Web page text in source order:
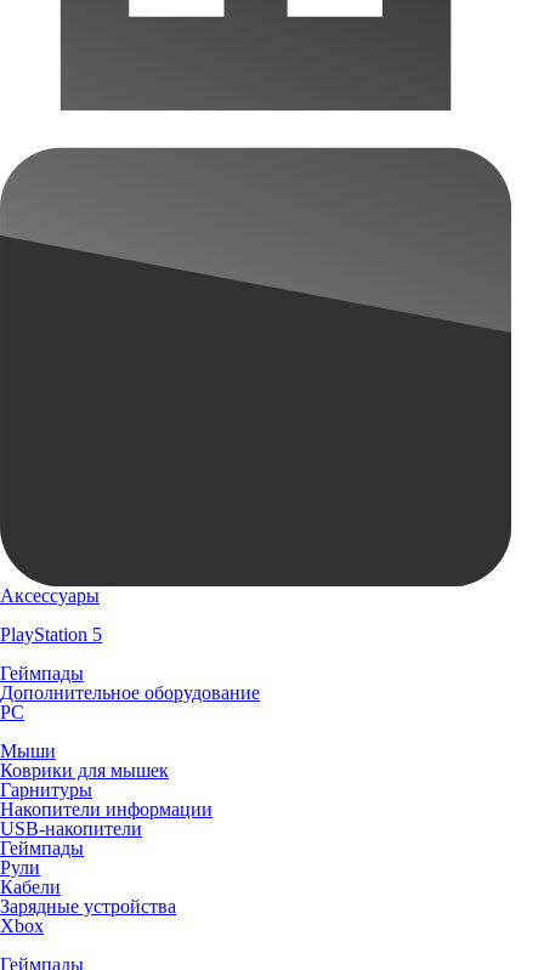
Аксессуары
PlayStation 5
Геймпады
Дополнительное оборудование
PC
Мыши
Коврики для мышек
Гарнитуры
Накопители информации
USB-накопители
Геймпады
Рули
Кабели
Зарядные устройства
Xbox
Геймпады